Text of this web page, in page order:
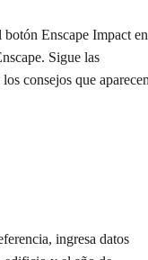
botón Enscape Impact en
Sigue las
consejos que
ingresa datos